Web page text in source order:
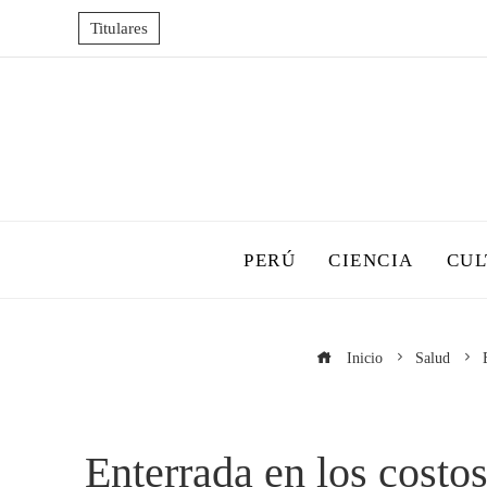
Titulares
PERÚ CIENCIA
Inicio Salud
Enterrada en los